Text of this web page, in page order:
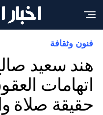
فنون وثقافة
هند سعيد
اتهامات
حقيقة صلاة